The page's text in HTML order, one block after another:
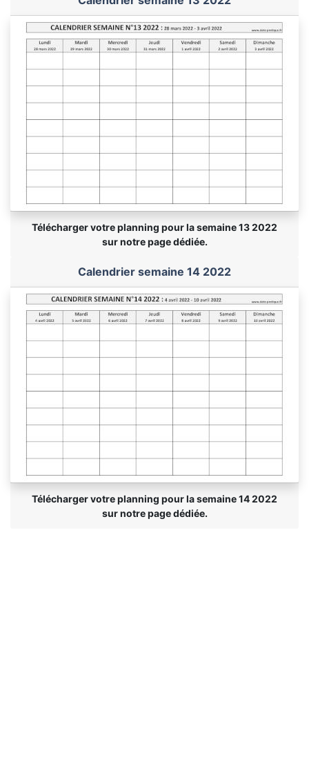
Télécharger votre planning pour la semaine 13 2022
sur notre page dédiée.
Calendrier semaine 14 2022
Télécharger votre planning pour la semaine 14 2022
sur notre page dédiée.